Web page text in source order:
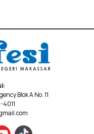
Blok A No. 11
4011